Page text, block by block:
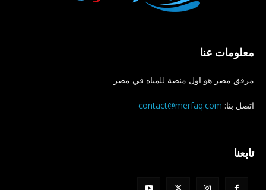
معلومات عنا
مرفق مصر هو اول منصة للمياه في مصر
اتصل بنا: contact@merfaq.com
تابعنا